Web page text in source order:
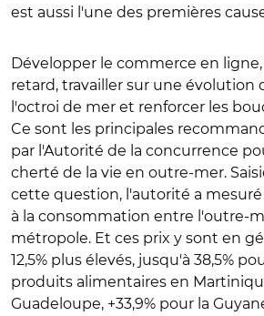
est aussi l'une des premières
Développer le commerce en
retard, travailler sur une évolution
l'octroi de mer et renforcer les
Ce sont les principales
par l'Autorité de la concurrence
cherté de la vie en outre-mer.
cette question, l'autorité a mesuré
à la consommation entre l'outre-
métropole. Et ces prix y sont en
12,5% plus élevés, jusqu'à 38,5%
produits alimentaires en
Guadeloupe, +33,9% pour la